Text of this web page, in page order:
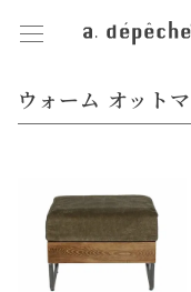
ウォーム オット